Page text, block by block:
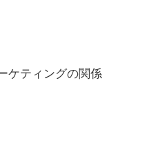
ケティングの関係